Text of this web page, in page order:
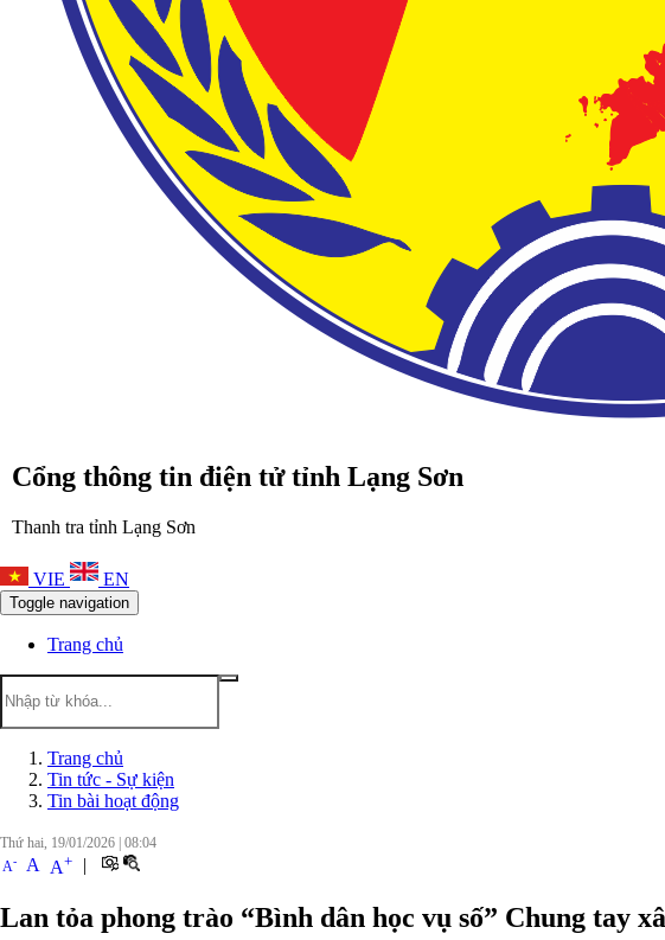
Cổng thông tin điện tử tỉnh Lạng Sơn
Thanh tra tỉnh Lạng Sơn
VIE EN
Toggle navigation
Trang chủ
Trang chủ
Tin tức - Sự kiện
Tin bài hoạt động
Thứ hai, 19/01/2026 | 08:04
A- A A+ |
Lan tỏa phong trào “Bình dân học vụ số” Chung tay